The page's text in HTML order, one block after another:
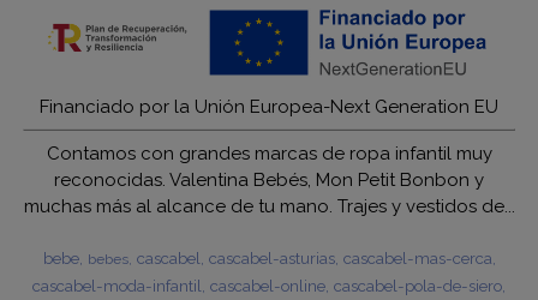
Financiado por la Unión Europea-Next Generation EU
Contamos con grandes marcas de ropa infantil muy
reconocidas. Valentina Bebés, Mon Petit Bonbon y
muchas más al alcance de tu mano. Trajes y vestidos de...
bebe bebes cascabel cascabel-asturias cascabel-mas-cerca
cascabel-moda-infantil cascabel-online cascabel-pola-de-siero